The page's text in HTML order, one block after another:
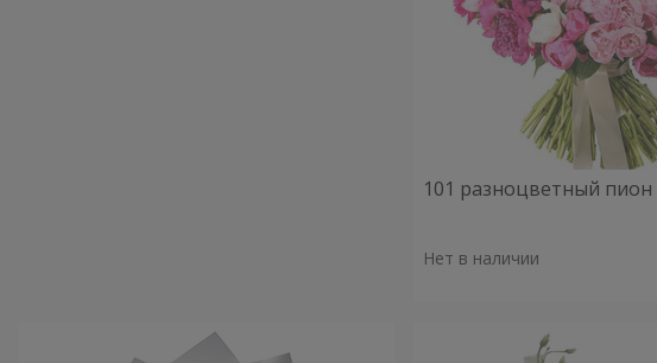
101 разноцветный пион
Нет в наличии